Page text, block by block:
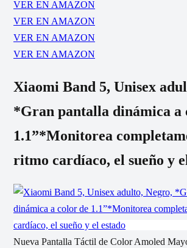
VER EN AMAZON
VER EN AMAZON
VER EN AMAZON
VER EN AMAZON
Xiaomi Band 5, Unisex
*Gran pantalla dinámica a
1.1”*Monitorea
ritmo cardíaco, el sueño y
Nueva Pantalla Táctil de Color Amoled